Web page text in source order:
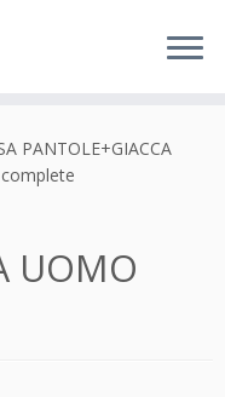
PANTOLE+GIACCA
UOMO